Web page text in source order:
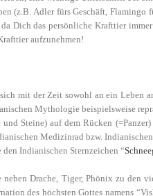
(z.B. Adler fürs Geschäft,
Dich das persönliche Krafttier
aufzunehmen!
mit der Zeit sowohl an ein Leben
Mythologie beispielsweise
Steine) auf dem Rücken
Medizinrad bzw.
Indianischen Sternzeichen “
Drache, Tiger, Phönix zu den
des höchsten Gottes namens